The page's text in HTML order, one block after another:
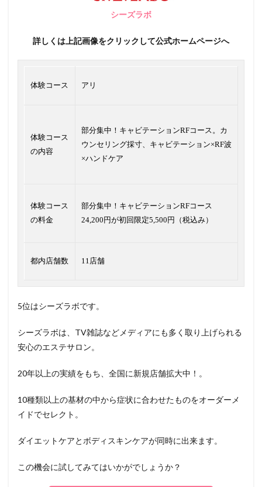
シーズラボ
詳しくは上記画像をクリックして公式ホームページへ
体験コース アリ
体験コース
の内容
部分集中！キャビテーションRFコース。カ
ウンセリング採寸、キャビテーション×RF波
×ハンドケア
体験コース
の料金
部分集中！キャビテーションRFコース
24,200円が初回限定5,500円（税込み）
都内店舗数 11店舗
5位はシーズラボです。
シーズラボは、TV雑誌などメディアにも多く取り上げられる
安心のエステサロン。
20年以上の実績をもち、全国に新規店舗拡大中！。
10種類以上の基材の中から症状に合わせたものをオーダーメ
イドでセレクト。
ダイエットケアとボディスキンケアが同時に出来ます。
この機会に試してみてはいかがでしょうか？